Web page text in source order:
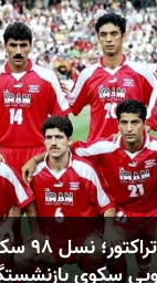
از
سکوی